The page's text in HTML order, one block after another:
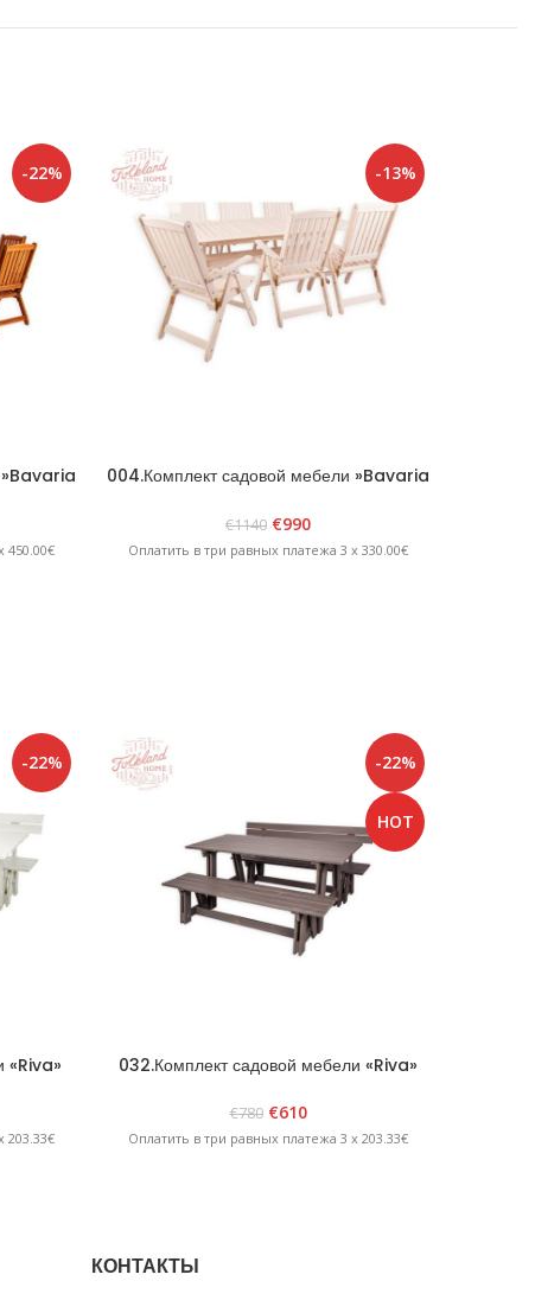
-22%
»Bavaria
450.00€
-13%
004.Комплект садовой мебели »Bavaria
€1140 €990
Оплатить в три равных платежа 3 x 330.00€
-22%
«Riva»
203.33€
-22%
HOT
032.Комплект садовой мебели «Riva»
€780 €610
Оплатить в три равных платежа 3 x 203.33€
КОНТАКТЫ